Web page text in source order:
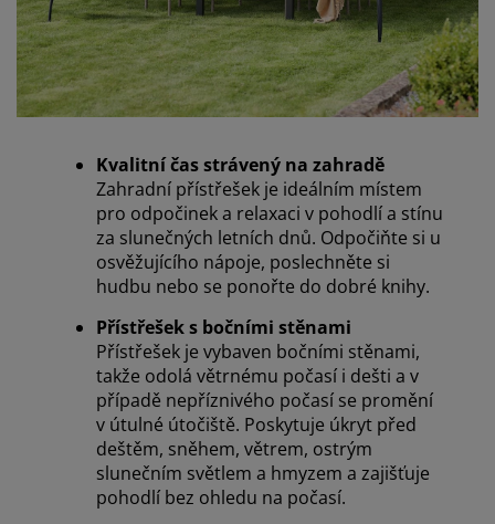
Kvalitní čas strávený na zahradě
Zahradní přístřešek je ideálním místem
pro odpočinek a relaxaci v pohodlí a stínu
za slunečných letních dnů. Odpočiňte si u
osvěžujícího nápoje, poslechněte si
hudbu nebo se ponořte do dobré knihy.
Přístřešek s bočními stěnami
Přístřešek je vybaven bočními stěnami,
takže odolá větrnému počasí i dešti a v
případě nepříznivého počasí se promění
v útulné útočiště. Poskytuje úkryt před
deštěm, sněhem, větrem, ostrým
slunečním světlem a hmyzem a zajišťuje
pohodlí bez ohledu na počasí.